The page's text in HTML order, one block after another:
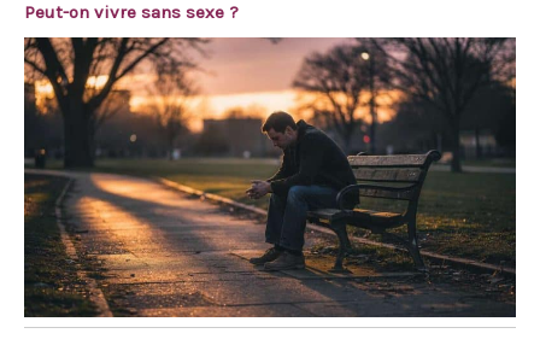
Peut-on vivre sans sexe ?